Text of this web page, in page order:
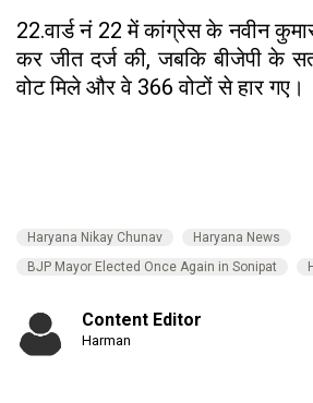
22.वार्ड नं 22 में कांग्रेस के नवीन
कर जीत दर्ज की, जबकि बीजेपी के
वोट मिले और वे 366 वोटों से हार गए।
Haryana Nikay Chunav
Haryana News
BJP Mayor Elected Once Again in Sonipat
Content Editor
Harman